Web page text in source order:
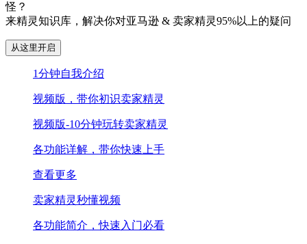
怪？
来精灵知识库，解决你对亚马逊 & 卖家精灵95%以上的疑问
从这里开启
1分钟自我介绍
视频版，带你初识卖家精灵
视频版-10分钟玩转卖家精灵
各功能详解，带你快速上手
查看更多
卖家精灵秒懂视频
各功能简介，快速入门必看